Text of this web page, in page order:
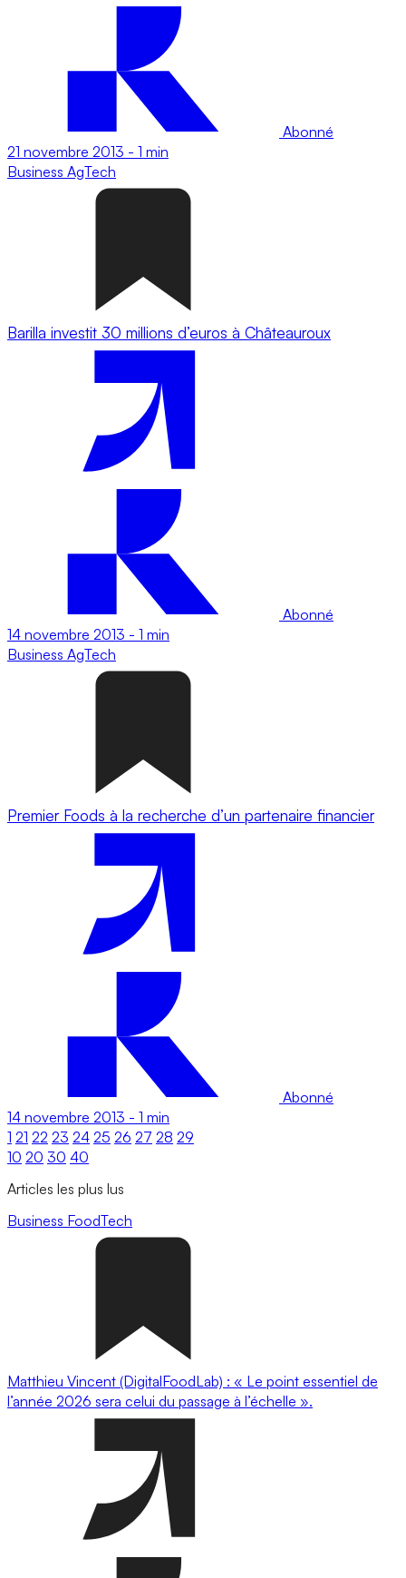
Abonné
21 novembre 2013 - 1 min
Business AgTech
Barilla investit 30 millions d’euros à Châteauroux
Abonné
14 novembre 2013 - 1 min
Business AgTech
Premier Foods à la recherche d’un partenaire financier
Abonné
14 novembre 2013 - 1 min
1 21 22 23 24 25 26 27 28 29
10 20 30 40
Articles les plus lus
Business FoodTech
Matthieu Vincent (DigitalFoodLab) : « Le point essentiel de
l’année 2026 sera celui du passage à l’échelle ».